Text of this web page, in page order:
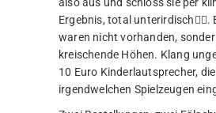
also aus und schloss sie per
Ergebnis, total unterirdisch🤦‍♂️.
waren nicht vorhanden,
kreischende Höhen. Klang
10 Euro Kinderlautsprecher,
irgendwelchen Spielzeugen